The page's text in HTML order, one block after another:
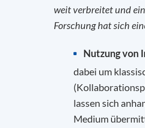
weit verbreitet und
Forschung hat sich
Nutzung von
dabei um
lassen sich
Medium